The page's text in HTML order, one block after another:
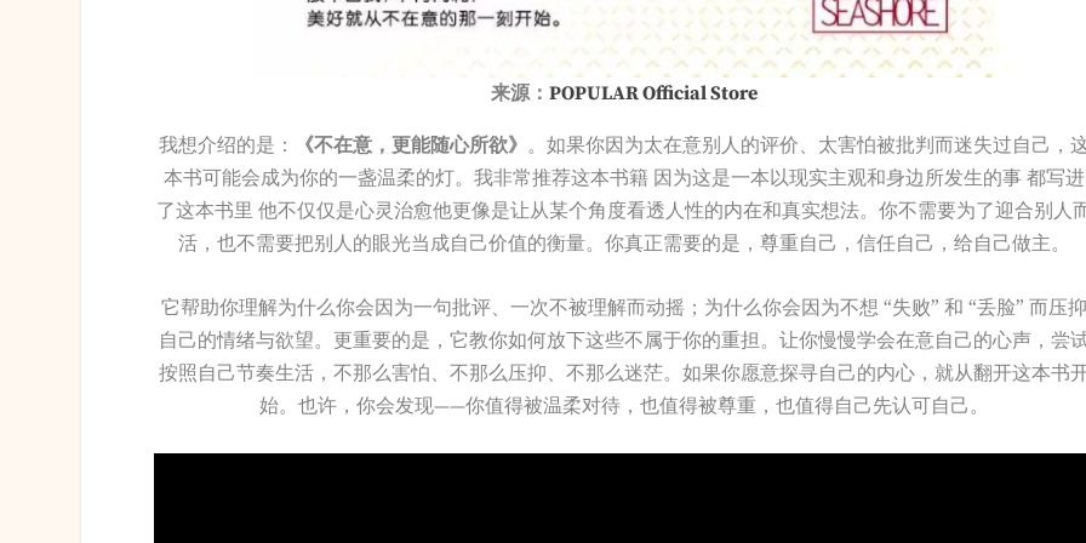
来源： POPULAR Official Store
我想介绍的是： 《不在意，更能随心所欲》 。如果你因为太在意别人的评价、太害怕被批判而迷失过自己，
本书可能会成为你的一盏温柔的灯。我非常推荐这本书籍 因为这是一本以现实主观和身边所发生的事 都写进
了这本书里 他不仅仅是心灵治愈他更像是让从某个角度看透人性的内在和真实想法。你不需要为了迎合别人
活，也不需要把别人的眼光当成自己价值的衡量。你真正需要的是，尊重自己，信任自己，给自己做主。
它帮助你理解为什么你会因为一句批评、一次不被理解而动摇；为什么你会因为不想 “失败” 和 “丢脸” 而压抑
自己的情绪与欲望。更重要的是，它教你如何放下这些不属于你的重担。让你慢慢学会在意自己的心声，尝
按照自己节奏生活，不那么害怕、不那么压抑、不那么迷茫。如果你愿意探寻自己的内心，就从翻开这本书
始。也许，你会发现——你值得被温柔对待，也值得被尊重，也值得自己先认可自己。